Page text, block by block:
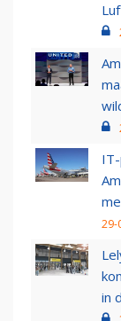
29-
in